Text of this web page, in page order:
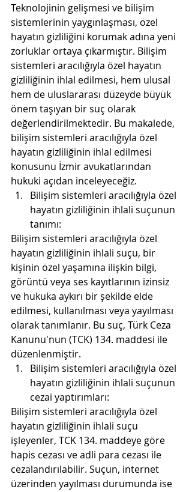
Teknolojinin gelişmesi ve bilişim
sistemlerinin yaygınlaşması, özel
hayatın gizliliğini korumak adına yeni
zorluklar ortaya çıkarmıştır. Bilişim
sistemleri aracılığıyla özel hayatın
gizliliğinin ihlal edilmesi, hem ulusal
hem de uluslararası düzeyde büyük
önem taşıyan bir suç olarak
değerlendirilmektedir. Bu makalede,
bilişim sistemleri aracılığıyla özel
hayatın gizliliğinin ihlal edilmesi
konusunu İzmir avukatlarından
hukuki açıdan inceleyeceğiz.
Bilişim sistemleri aracılığıyla özel
hayatın gizliliğinin ihlali suçunun
tanımı:
Bilişim sistemleri aracılığıyla özel
hayatın gizliliğinin ihlali suçu, bir
kişinin özel yaşamına ilişkin bilgi,
görüntü veya ses kayıtlarının izinsiz
ve hukuka aykırı bir şekilde elde
edilmesi, kullanılması veya yayılması
olarak tanımlanır. Bu suç, Türk Ceza
Kanunu'nun (TCK) 134. maddesi ile
düzenlenmiştir.
Bilişim sistemleri aracılığıyla özel
hayatın gizliliğinin ihlali suçunun
cezai yaptırımları:
Bilişim sistemleri aracılığıyla özel
hayatın gizliliğinin ihlali suçu
işleyenler, TCK 134. maddeye göre
hapis cezası ve adli para cezası ile
cezalandırılabilir. Suçun, internet
üzerinden yayılması durumunda ise